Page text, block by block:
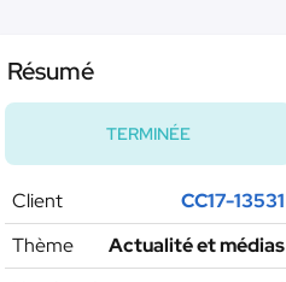
Résumé
TERMINÉE
Client
CC17-13531
Thème
Actualité et médias